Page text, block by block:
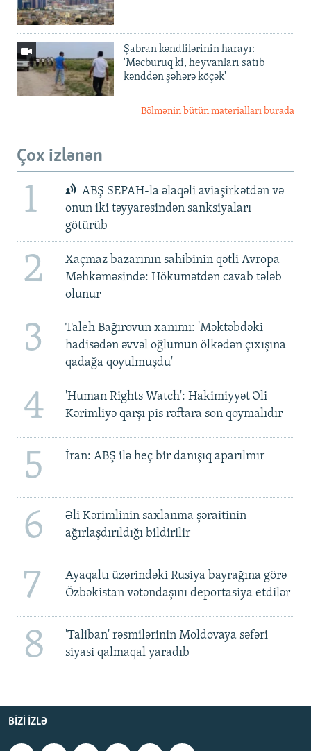
Şabran kəndlilərinin harayı:
'Məcburuq ki, heyvanları satıb
kənddən şəhərə köçək'
Bölmənin bütün materialları burada
Çox izlənən
1
ABŞ SEPAH-la əlaqəli aviaşirkətdən və
onun iki təyyarəsindən sanksiyaları
götürüb
2
Xaçmaz bazarının sahibinin qətli Avropa
Məhkəməsində: Hökumətdən cavab tələb
olunur
3
Taleh Bağırovun xanımı: 'Məktəbdəki
hadisədən əvvəl oğlumun ölkədən çıxışına
qadağa qoyulmuşdu'
4
'Human Rights Watch': Hakimiyyət Əli
Kərimliyə qarşı pis rəftara son qoymalıdır
5 İran: ABŞ ilə heç bir danışıq aparılmır
6
Əli Kərimlinin saxlanma şəraitinin
ağırlaşdırıldığı bildirilir
7
Ayaqaltı üzərindəki Rusiya bayrağına görə
Özbəkistan vətəndaşını deportasiya etdilər
8
'Taliban' rəsmilərinin Moldovaya səfəri
siyasi qalmaqal yaradıb
BIZI IZLƏ